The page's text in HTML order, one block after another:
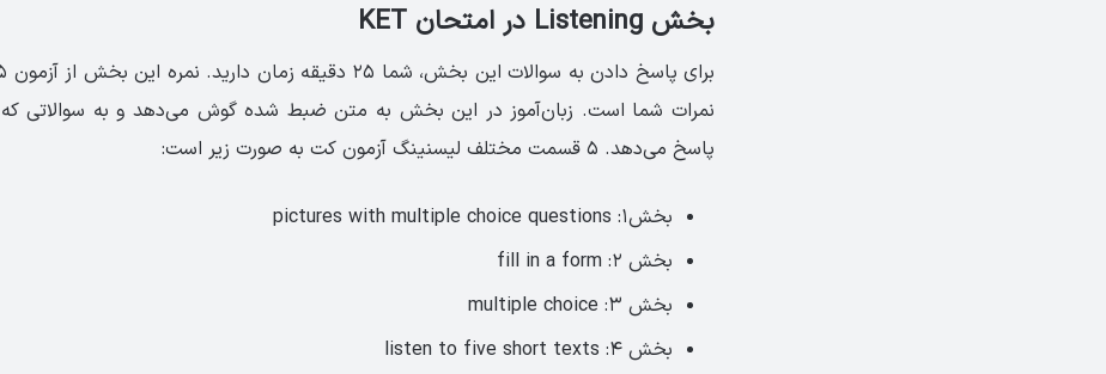
بخش Listening در امتحان KET
نمرات شما است. زبان‌آموز در این بخش به متن ضبط شده گوش می‌دهد و به سوالاتی
پاسخ می‌دهد. ۵ قسمت مختلف لیسنینگ آزمون کت به صورت زیر است:
بخش۱: pictures with multiple choice questions
بخش ۲: fill in a form
بخش ۳: multiple choice
بخش ۴: listen to five short texts